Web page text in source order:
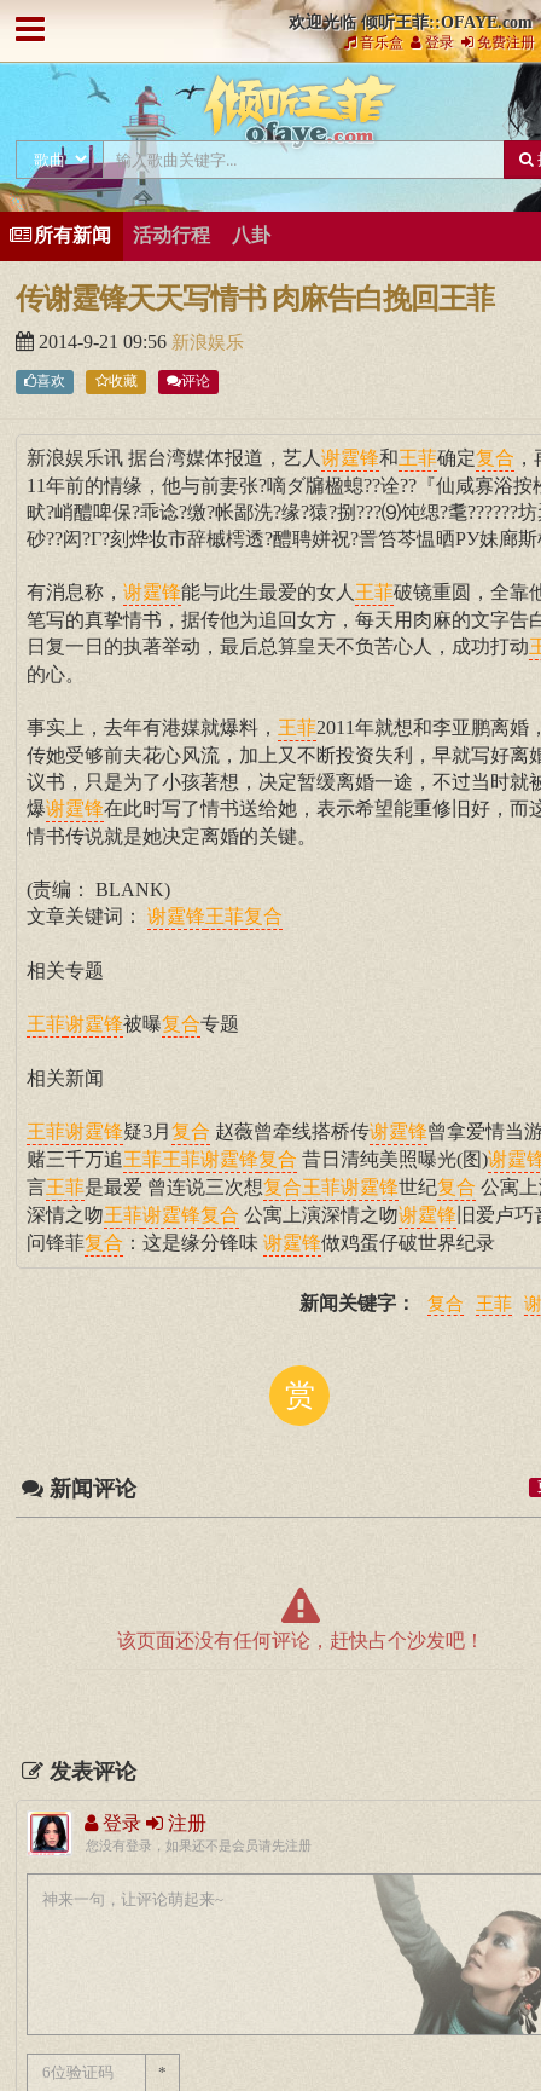
欢迎光临 倾听王菲::OFAYE.com
音乐盒 登录 免费注册
所有新闻 活动行程 八卦
传谢霆锋天天写情书 肉麻告白挽回王菲
2014-9-21 09:56 新浪娱乐
喜欢 收藏 评论
新浪娱乐讯 据台湾媒体报道，艺人 谢霆锋和王菲确定复合
11年前的情缘，他与前妻张?嘀ダ牖楹螅??诠??『仙咸寡浴按
畎?峭醴啤保?乖谂?缴?帐鄙洗?缘?猿?捌???⑼饨缌?耄??????
砂??闳?Γ?刻烨妆市辞槭樗透?醴聘姘祝?詈笞芩愠晒ΡУ妹廊
有消息称， 谢霆锋能与此生最爱的女人 王菲破镜重圆，全靠
笔写的真挚情书，据传他为追回女方，每天用肉麻的文字告
日复一日的执著举动，最后总算皇天不负苦心人，成功打动
的心。
事实上，去年有港媒就爆料， 王菲2011年就想和李亚鹏离婚
传她受够前夫花心风流，加上又不断投资失利，早就写好离
议书，只是为了小孩著想，决定暂缓离婚一途，不过当时就
爆谢霆锋在此时写了情书送给她，表示希望能重修旧好，而
情书传说就是她决定离婚的关键。
(责编： BLANK)
文章关键词： 谢霆锋王菲复合
相关专题
王菲谢霆锋被曝复合专题
相关新闻
王菲谢霆锋疑3月 复合 赵薇曾牵线搭桥传谢霆锋曾拿爱情当
赌三千万追王菲王菲谢霆锋复合 昔日清纯美照曝光(图)谢霆
言王菲是最爱 曾连说三次想复合王菲谢霆锋世纪复合 公寓
深情之吻王菲谢霆锋复合 公寓上演深情之吻谢霆锋 旧爱卢巧
问锋菲复合 ：这是缘分锋味 谢霆锋做鸡蛋仔破世界纪录
新闻关键字： 复合 王菲
赏
新闻评论
该页面还没有任何评论，赶快占个沙发吧！
发表评论
登录 注册
您没有登录，如果还不是会员请先注册
*